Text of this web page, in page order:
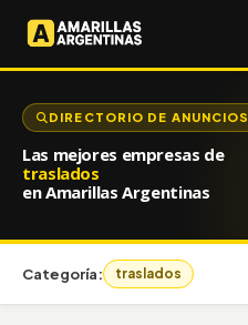
DIRECTORIO DE ANUNCIOS
Las mejores empresas de
traslados
en Amarillas Argentinas
Categoría: traslados